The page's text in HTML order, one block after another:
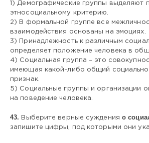
1) Демографические группы выделяют
этносоциальному критерию.
2) В формальной группе все
взаимодействия основаны на эмоциях.
3) Принадлежность к различным
определяет положение человека в
4) Социальная группа – это
имеющая какой-либо общий социально
признак.
5) Социальные группы и организации
на поведение человека.
43. Выберите верные сужденияо
запишите цифры, под которыми они